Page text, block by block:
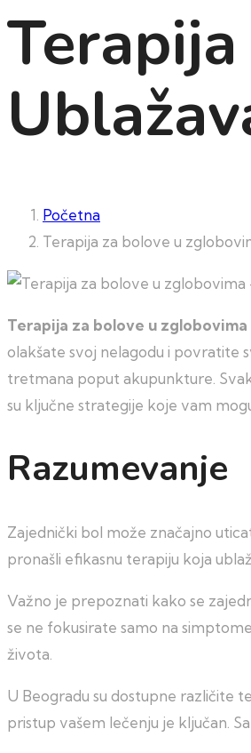
Početna
Terapija za bolove u
Terapija za bolove u zglobovima
olakšate svoj nelagodu i povratite
tretmana poput akupunkture.
su ključne strategije koje vam
Razumevanje
Zajednički bol može značajno
pronašli efikasnu terapiju koja
Važno je prepoznati kako se
se ne fokusirate samo na
života.
U Beogradu su dostupne različite
pristup vašem lečenju je ključan.